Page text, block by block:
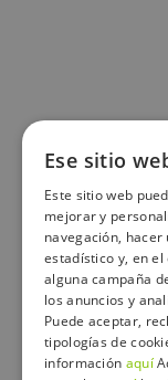
Ese sitio
Este sitio web
mejorar y
navegación,
estadístico y, en
alguna campaña
los anuncios y
Puede aceptar,
tipologías de
información aquí